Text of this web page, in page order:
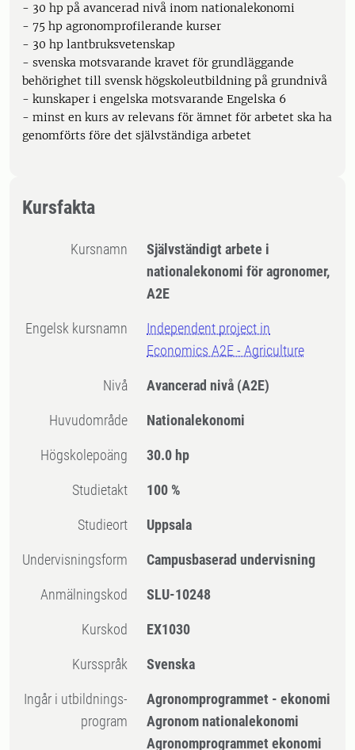
- 30 hp på avancerad nivå inom nationalekonomi
- 75 hp agronomprofilerande kurser
- 30 hp lantbruksvetenskap
- svenska motsvarande kravet för grundläggande
behörighet till svensk högskoleutbildning på grundnivå
- kunskaper i engelska motsvarande Engelska 6
- minst en kurs av relevans för ämnet för arbetet ska ha
genomförts före det självständiga arbetet
Kursfakta
Kursnamn
Självständigt arbete i
nationalekonomi för agronomer,
A2E
Engelsk kursnamn
Independent project in
Economics A2E - Agriculture
Nivå Avancerad nivå (A2E)
Huvudområde Nationalekonomi
högskolepoäng 30.0 hp
Studietakt 100 %
Studieort Uppsala
Undervisningsform Campusbaserad undervisning
Anmälningskod SLU-10248
Kurskod EX1030
Kursspråk Svenska
Ingår i utbildnings-
program
Agronomprogrammet - ekonomi
Agronom nationalekonomi
Agronomprogrammet ekonomi